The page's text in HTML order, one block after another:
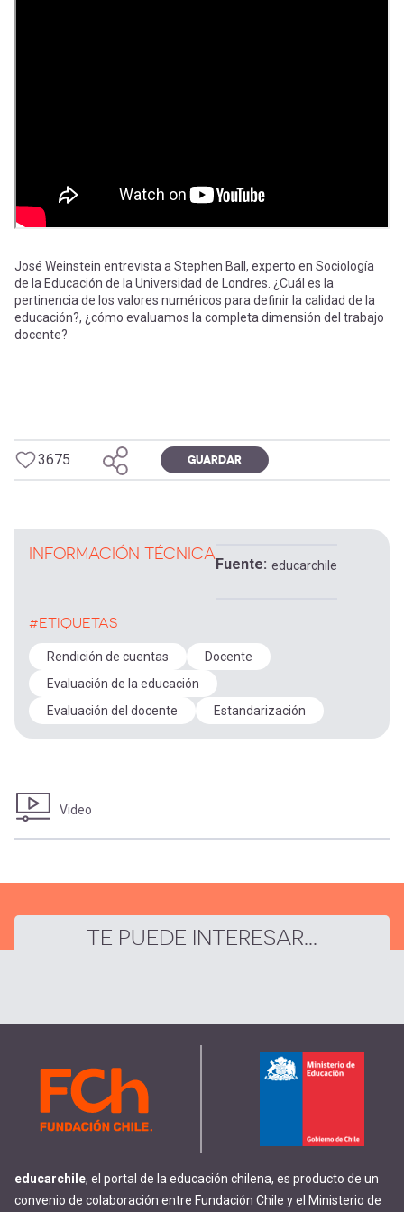
entrar
a
mi
cuenta
José Weinstein entrevista a Stephen Ball, experto en Sociología
de la Educación de la Universidad de Londres. ¿Cuál es la
pertinencia de los valores numéricos para definir la calidad de la
educación?, ¿cómo evaluamos la completa dimensión del trabajo
docente?
3675 GUARDAR
INFORMACIÓN TÉCNICA
Fuente educarchile
#ETIQUETAS
Rendición de cuentas
Docente
Evaluación de la educación
Evaluación del docente
Estandarización
Video
TE PUEDE INTERESAR...
educarchile, el portal de la educación chilena, es producto de un
convenio de colaboración entre Fundación Chile y el Ministerio de